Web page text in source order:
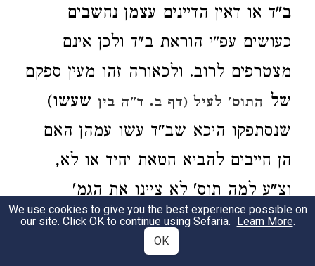
ב"ד או דאין הדיינים עצמן נחשבים
כעושים עפ"י הוראת ב"ד ולכן אינם
מצטרפים לרוב. ולכאורה זהו מעין ספקם
של התוס' לעיל (דף ב. ד"ה בין שעשו)
שנסתפקו היכא שב"ד עשו עמהן האם
הן חייבים להביא חטאת יחיד או לא,
וצ"ע למה תוס' לא ציינו את הגמ'
בסוגיין.
We use cookies to give you the best experience possible on
our site. Click OK to continue using Sefaria. Learn More.
OK